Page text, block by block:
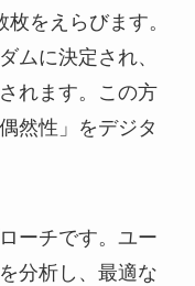
をえらびます。
ムに決定され、
れます。この方
然性」をデジタ
ーチです。ユー
分析し、最適な